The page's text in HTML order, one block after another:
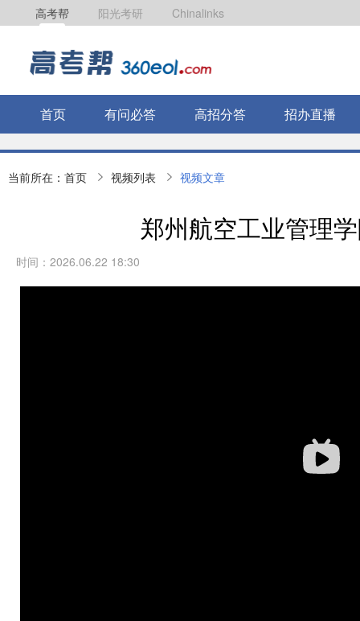
高考帮 阳光考研 Chinalinks
首页 有问必答 高招分答 招办直播
当前所在： 首页 视频列表 视频文章
郑州航空工业管理
时间：2026.06.22 18:30